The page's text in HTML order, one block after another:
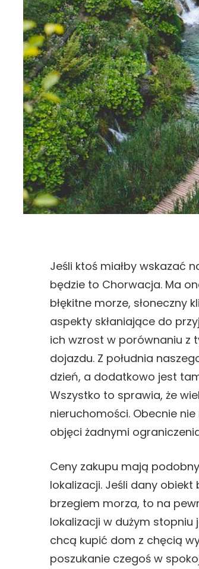
Jeśli ktoś miałby wskazać
będzie to Chorwacja. Ma
błękitne morze, słoneczny
aspekty skłaniające do
ich wzrost w porównaniu z
dojazdu. Z południa
dzień, a dodatkowo jest
Wszystko to sprawia, że
nieruchomości. Obecnie
objęci żadnymi
Ceny zakupu mają
lokalizacji. Jeśli dany
brzegiem morza, to na
lokalizacji w dużym stopniu
chcą kupić dom z chęcią
poszukanie czegoś w